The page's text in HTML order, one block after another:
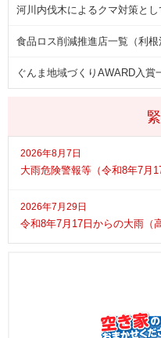
2026年8月7日
大雨危険警報等（令和8年7月
2026年7月29日
令和8年7月17日からの大雨（
河川内伐木によるクマ対策と
食品ロス削減推進店一覧（利根
ぐんま地域づくりAWARD入賞